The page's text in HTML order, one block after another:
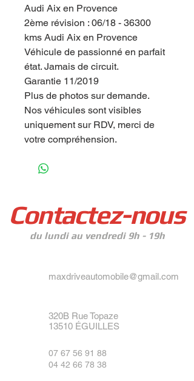
Audi Aix en Provence
2ème révision : 06/18 - 36300
kms Audi Aix en Provence
Véhicule de passionné en parfait
état. Jamais de circuit.
Garantie 11/2019
Plus de photos sur demande.
Nos véhicules sont visibles
uniquement sur RDV, merci de
votre compréhension.
Contactez-nous
du lundi au vendredi 9h - 19h
maxdriveautomobile@gmail.com
320B Rue Topaze
13510 ÉGUILLES
07 67 56 91 88
04 42 66 78 38